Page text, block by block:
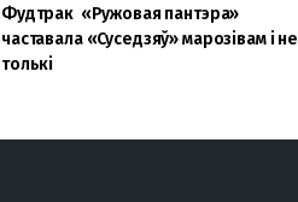
Фудтрак «Ружовая пантэра»
частавала «Суседзяў» марозівам і не
толькі